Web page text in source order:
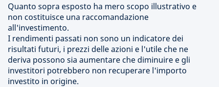
Quanto sopra esposto ha mero scopo illustrativo e
non costituisce una raccomandazione
all'investimento.
I rendimenti passati non sono un indicatore dei
risultati futuri, i prezzi delle azioni e l'utile che ne
deriva possono sia aumentare che diminuire e gli
investitori potrebbero non recuperare l'importo
investito in origine.